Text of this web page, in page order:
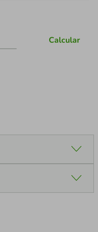
Calcular